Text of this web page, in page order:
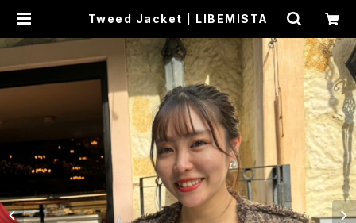
Tweed Jacket | LIBEMISTA